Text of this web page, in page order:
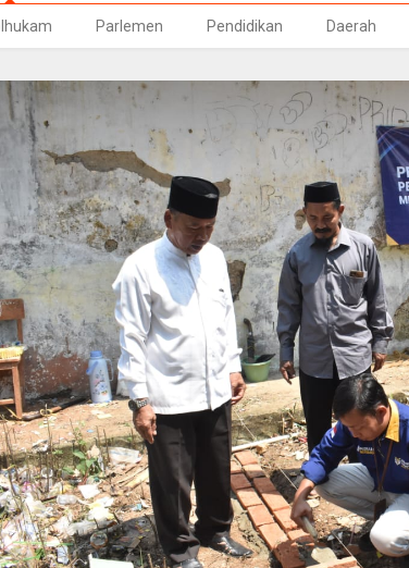
Parlemen Pendidikan Daerah